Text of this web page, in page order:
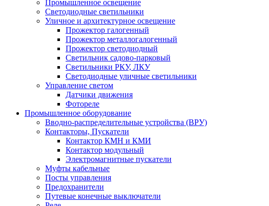
Промышленное освещение
Светодиодные светильники
Уличное и архитектурное освещение
Прожектор галогенный
Прожектор металлогалогенный
Прожектор светодиодный
Светильник садово-парковый
Светильники РКУ, ЛКУ
Светодиодные уличные светильники
Управление светом
Датчики движения
Фотореле
Промышленное оборудование
Вводно-распределительные устройства (ВРУ)
Контакторы, Пускатели
Контактор КМН и КМИ
Контактор модульный
Электромагнитные пускатели
Муфты кабельные
Посты управления
Предохранители
Путевые конечные выключатели